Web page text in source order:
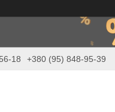
18 +380 (95) 848-95-39